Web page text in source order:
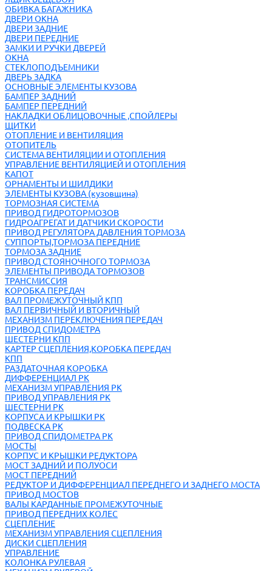
ОБИВКА БАГАЖНИКА
ДВЕРИ ОКНА
ДВЕРИ ЗАДНИЕ
ДВЕРИ ПЕРЕДНИЕ
ЗАМКИ И РУЧКИ ДВЕРЕЙ
ОКНА
СТЕКЛОПОДЪЕМНИКИ
ДВЕРЬ ЗАДКА
ОСНОВНЫЕ ЭЛЕМЕНТЫ КУЗОВА
БАМПЕР ЗАДНИЙ
БАМПЕР ПЕРЕДНИЙ
НАКЛАДКИ ОБЛИЦОВОЧНЫЕ ,СПОЙЛЕРЫ
ЩИТКИ
ОТОПЛЕНИЕ И ВЕНТИЛЯЦИЯ
ОТОПИТЕЛЬ
СИСТЕМА ВЕНТИЛЯЦИИ И ОТОПЛЕНИЯ
УПРАВЛЕНИЕ ВЕНТИЛЯЦИЕЙ И ОТОПЛЕНИЯ
КАПОТ
ОРНАМЕНТЫ И ШИЛДИКИ
ЭЛЕМЕНТЫ КУЗОВА (кузовщина)
ТОРМОЗНАЯ СИСТЕМА
ПРИВОД ГИДРОТОРМОЗОВ
ГИДРОАГРЕГАТ И ДАТЧИКИ СКОРОСТИ
ПРИВОД РЕГУЛЯТОРА ДАВЛЕНИЯ ТОРМОЗА
СУППОРТЫ,ТОРМОЗА ПЕРЕДНИЕ
ТОРМОЗА ЗАДНИЕ
ПРИВОД СТОЯНОЧНОГО ТОРМОЗА
ЭЛЕМЕНТЫ ПРИВОДА ТОРМОЗОВ
ТРАНСМИССИЯ
КОРОБКА ПЕРЕДАЧ
ВАЛ ПРОМЕЖУТОЧНЫЙ КПП
ВАЛ ПЕРВИЧНЫЙ И ВТОРИЧНЫЙ
МЕХАНИЗМ ПЕРЕКЛЮЧЕНИЯ ПЕРЕДАЧ
ПРИВОД СПИДОМЕТРА
ШЕСТЕРНИ КПП
КАРТЕР СЦЕПЛЕНИЯ,КОРОБКА ПЕРЕДАЧ
КПП
РАЗДАТОЧНАЯ КОРОБКА
ДИФФЕРЕНЦИАЛ РК
МЕХАНИЗМ УПРАВЛЕНИЯ РК
ПРИВОД УПРАВЛЕНИЯ РК
ШЕСТЕРНИ РК
КОРПУСА И КРЫШКИ РК
ПОДВЕСКА РК
ПРИВОД СПИДОМЕТРА РК
МОСТЫ
КОРПУС И КРЫШКИ РЕДУКТОРА
МОСТ ЗАДНИЙ И ПОЛУОСИ
МОСТ ПЕРЕДНИЙ
РЕДУКТОР И ДИФФЕРЕНЦИАЛ ПЕРЕДНЕГО И ЗАДНЕГО МОСТА
ПРИВОД МОСТОВ
ВАЛЫ КАРДАННЫЕ ПРОМЕЖУТОЧНЫЕ
ПРИВОД ПЕРЕДНИХ КОЛЕС
СЦЕПЛЕНИЕ
МЕХАНИЗМ УПРАВЛЕНИЯ СЦЕПЛЕНИЯ
ДИСКИ СЦЕПЛЕНИЯ
УПРАВЛЕНИЕ
КОЛОНКА РУЛЕВАЯ